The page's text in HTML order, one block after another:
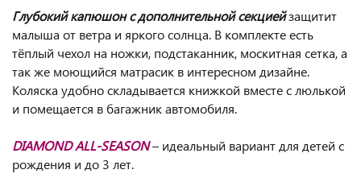
Глубокий капюшон с дополнительной секциейзащитит
малыша от ветра и яркого солнца. В комплекте есть
тёплый чехол на ножки, подстаканник, москитная сетка, а
так же моющийся матрасик в интересном дизайне.
Коляска удобно складывается книжкой вместе с люлькой
и помещается в багажник автомобиля.
DIAMOND ALL-SEASON– идеальный вариант для детей с
рождения и до 3 лет.